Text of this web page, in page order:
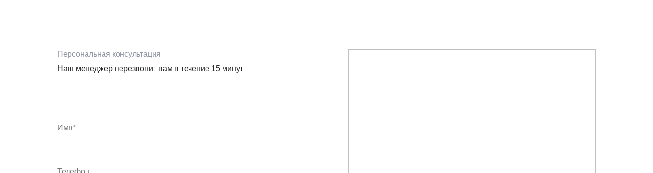
Персональная консультация
Наш менеджер перезвонит вам в течение 15 минут